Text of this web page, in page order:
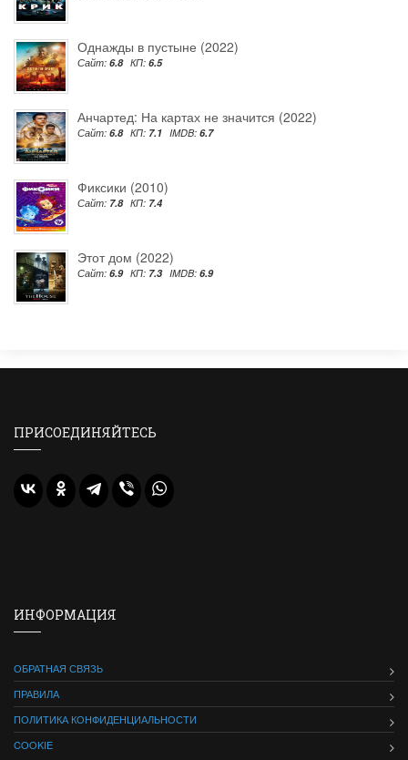
Однажды в пустыне (2022)
Сайт: 6.8 КП: 6.5
Анчартед: На картах не значится (2022)
Сайт: 6.8 КП: 7.1 IMDB: 6.7
Фиксики (2010)
Сайт: 7.8 КП: 7.4
Этот дом (2022)
Сайт: 6.9 КП: 7.3 IMDB: 6.9
ПРИСОЕДИНЯЙТЕСЬ
ИНФОРМАЦИЯ
ОБРАТНАЯ СВЯЗЬ
ПРАВИЛА
ПОЛИТИКА КОНФИДЕНЦИАЛЬНОСТИ
COOKIE